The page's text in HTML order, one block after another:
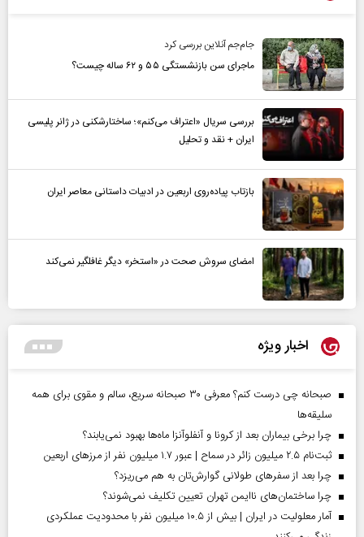
جام‌جم آنلاین بررسی کرد
ماجرای سن بازنشستگی ۵۵ و ۶۲ ساله چیست؟
بررسی سریال «اعتراف می‌کنم»؛ ساختارشکنی در ژانر پلیسی
ایران + نقد و تحلیل
بازتاب پیاده‌روی اربعین در ادبیات داستانی معاصر ایران
امضای سروش صحت در «استخر» دیگر غافلگیر نمی‌کند
اخبار ویژه
صبحانه چی درست کنم؟ معرفی ۳۰ صبحانه سریع، سالم و مقوی برای همه
سلیقه‌ها
چرا برخی بیماران بعد از کرونا و آنفلوآنزا ماه‌ها بهبود نمی‌یابند؟
ثبت‌نام ۲.۵ میلیون زائر در سماح | عبور ۱.۷ میلیون نفر از مرز‌های اربعین
چرا بعد از سفرهای طولانی گوارش‌تان به هم می‌ریزد؟
چرا ساختمان‌های ناایمن تهران تعیین تکلیف نمی‌شوند؟
آمار معلولیت در ایران | بیش از ۱۰.۵ میلیون نفر با محدودیت عملکردی